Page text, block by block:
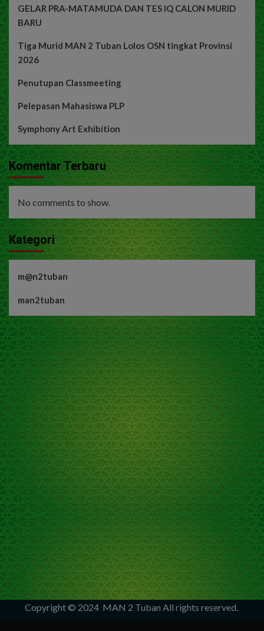
GELAR PRA-MATAMUDA DAN TES IQ CALON MURID
BARU
Tiga Murid MAN 2 Tuban Lolos OSN tingkat Provinsi
2026
Penutupan Classmeeting
Pelepasan Mahasiswa PLP
Symphony Art Exhibition
Komentar Terbaru
No comments to show.
Kategori
m@n2tuban
man2tuban
Copyright © 2024 MAN 2 Tuban All rights reserved.